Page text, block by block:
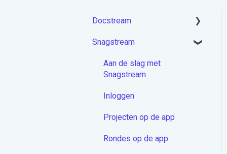
Docstream
Aan de slag met
Account activeren &
Snagstream
Aan de slag met
Snagstream
Inloggen
Projecten op de app
Rondes op de app